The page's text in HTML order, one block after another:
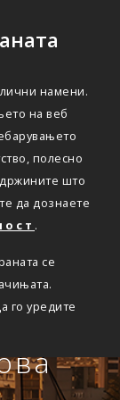
намени.
на веб
полесно
што
да дознаете
.
се
го уредите
животна
на